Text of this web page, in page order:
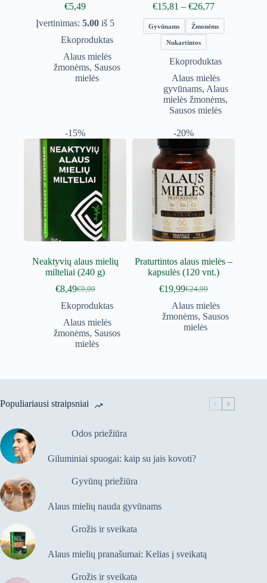
€5,49
Įvertinimas:5.00 iš 5
Ekoproduktas
Alaus mielės
žmonėms, Sausos
mielės
€15,81 – €26,77Price
range:
€15,81
Gyvūnams Žmonėms
Nukartintos
Ekoproduktas
Alaus mielės
gyvūnams, Alaus
mielės žmonėms,
Sausos mielės
-15%
Neaktyvių alaus mielių
milteliai (240 g)
€9,99
Original
price
€9,99.
€8,49Current
price
€8,49.
Ekoproduktas
Alaus mielės
žmonėms, Sausos
mielės
-20%
Praturtintos alaus mielės –
kapsulės (120 vnt.)
€24,99
Original
price
was:
€24,99.
€19,99Current
price
is:
€19,99.
Alaus mielės
žmonėms, Sausos
mielės
Populiariausi straipsniai
Odos priežiūra
Giluminiai spuogai: kaip su jais kovoti?
Gyvūnų priežiūra
Alaus mielių nauda gyvūnams
Grožis ir sveikata
Alaus mielių pranašumai: Kelias į sveikatą
Grožis ir sveikata